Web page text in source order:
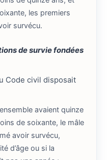
les premiers
survécu.
de survie fondées
Code civil disposait
avaient quinze
de soixante, le mâle
avoir survécu,
d’âge ou si la